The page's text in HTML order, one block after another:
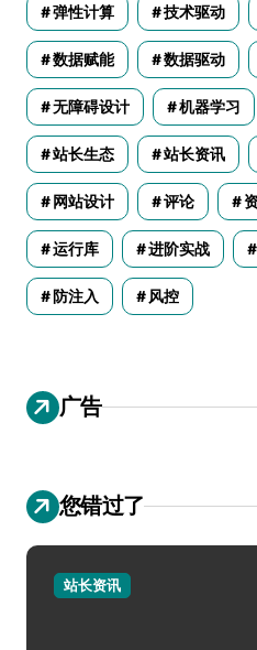
弹性计算 技术驱动
数据赋能 数据驱动
无障碍设计 机器学习
站长生态 站长资讯
网站设计 评论
运行库 进阶实战
防注入 风控
广告
您错过了
站长资讯